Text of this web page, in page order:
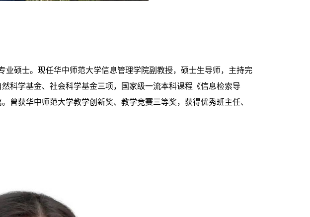
硕士。现任华中师范大学信息管理学院副教授，硕士生导师，主持完
科学基金、社会科学基金三项，国家级一流本科课程《信息检索导
曾获华中师范大学教学创新奖、教学竞赛三等奖，获得优秀班主任、